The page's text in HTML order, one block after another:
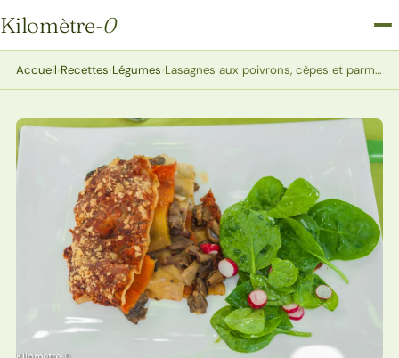
Kilomètre-0
Kilomètre-0
Accueil›Recettes›Légumes› Lasagnes aux poivrons, cèpes et parmesan